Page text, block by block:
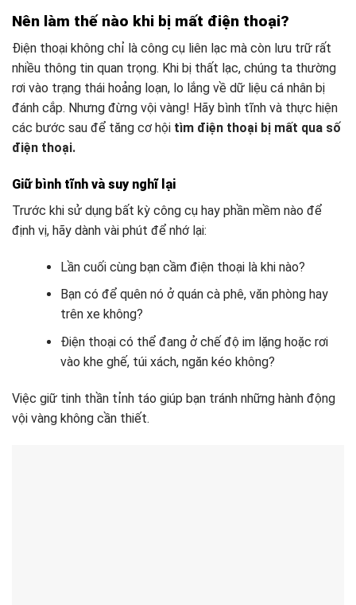
Nên làm thế nào khi bị mất điện thoại?
Điện thoại không chỉ là công cụ liên lạc mà còn lưu trữ rất
nhiều thông tin quan trọng. Khi bị thất lạc, chúng ta thường
rơi vào trạng thái hoảng loạn, lo lắng về dữ liệu cá nhân bị
đánh cắp. Nhưng đừng vội vàng! Hãy bình tĩnh và thực hiện
các bước sau để tăng cơ hội tìm điện thoại bị mất qua số
điện thoại.
Giữ bình tĩnh và suy nghĩ lại
Trước khi sử dụng bất kỳ công cụ hay phần mềm nào để
định vị, hãy dành vài phút để nhớ lại:
Lần cuối cùng bạn cầm điện thoại là khi nào?
Bạn có để quên nó ở quán cà phê, văn phòng hay
trên xe không?
Điện thoại có thể đang ở chế độ im lặng hoặc rơi
vào khe ghế, túi xách, ngăn kéo không?
Việc giữ tinh thần tỉnh táo giúp bạn tránh những hành động
vội vàng không cần thiết.